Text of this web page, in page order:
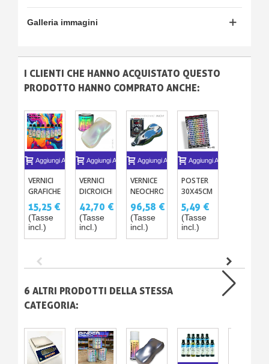
Galleria immagini
I CLIENTI CHE HANNO ACQUISTATO QUESTO
PRODOTTO HANNO COMPRATO ANCHE:
Aggiungi Al Carrello
VERNICI
GRAFICHE
PER
IMMERSIONE
- 8
COLORI
15,25 €
(Tasse
incl.)
Aggiungi Al Carrello
VERNICI
DICROICHE
OPAL -
14
COLORI
42,70 €
(Tasse
incl.)
Aggiungi Al Carrello
VERNICE
NEOCHROME
ANTI
CORROSIONE
PER
L’ESTERNO
96,58 €
(Tasse
incl.)
Aggiungi Al Carrello
POSTER
30X45CM
QUADRO
DELLE
VERNICI
CANDY
5,49 €
(Tasse
incl.)
6 ALTRI PRODOTTI DELLA STESSA
CATEGORIA: